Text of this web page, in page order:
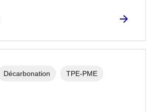
Décarbonation TPE-PME